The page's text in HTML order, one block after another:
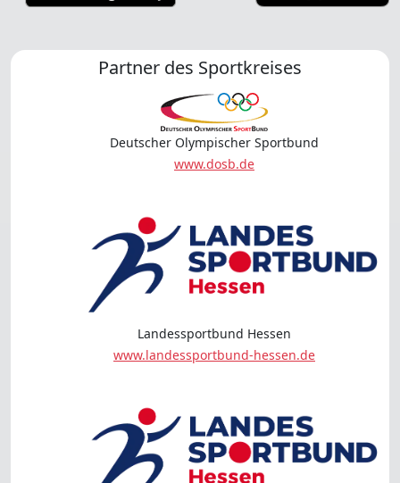
Partner des Sportkreises
Deutscher Olympischer Sportbund
www.dosb.de
Landessportbund Hessen
www.landessportbund-hessen.de